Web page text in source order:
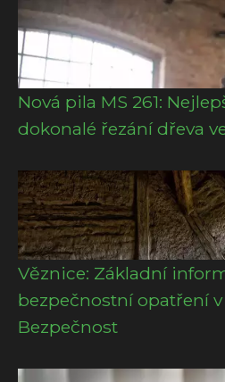
Nová pila MS 261:
dokonalé řezání dřeva
Věznice: Základní
bezpečnostní opatření
Bezpečnost